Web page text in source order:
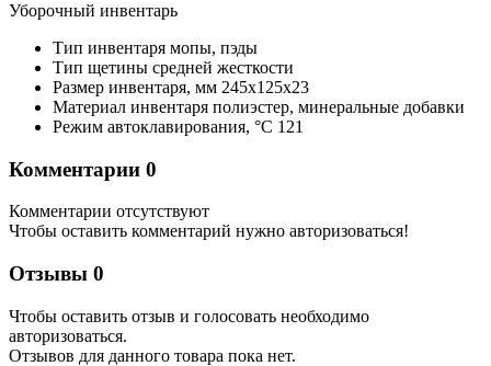
Уборочный инвентарь
Тип инвентаря мопы, пэды
Тип щетины средней жесткости
Размер инвентаря, мм 245x125x23
Материал инвентаря полиэстер, минеральные добавки
Режим автоклавирования, °С 121
Комментарии 0
Комментарии отсутствуют
Чтобы оставить комментарий нужно авторизоваться!
Отзывы 0
Чтобы оcтавить отзыв и голосовать необходимо
авторизоваться.
Отзывов для данного товара пока нет.